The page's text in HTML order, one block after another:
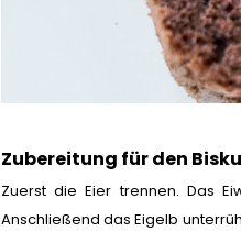
Zubereitung für den
Zuerst die Eier trennen. Das
Anschließend das Eigelb